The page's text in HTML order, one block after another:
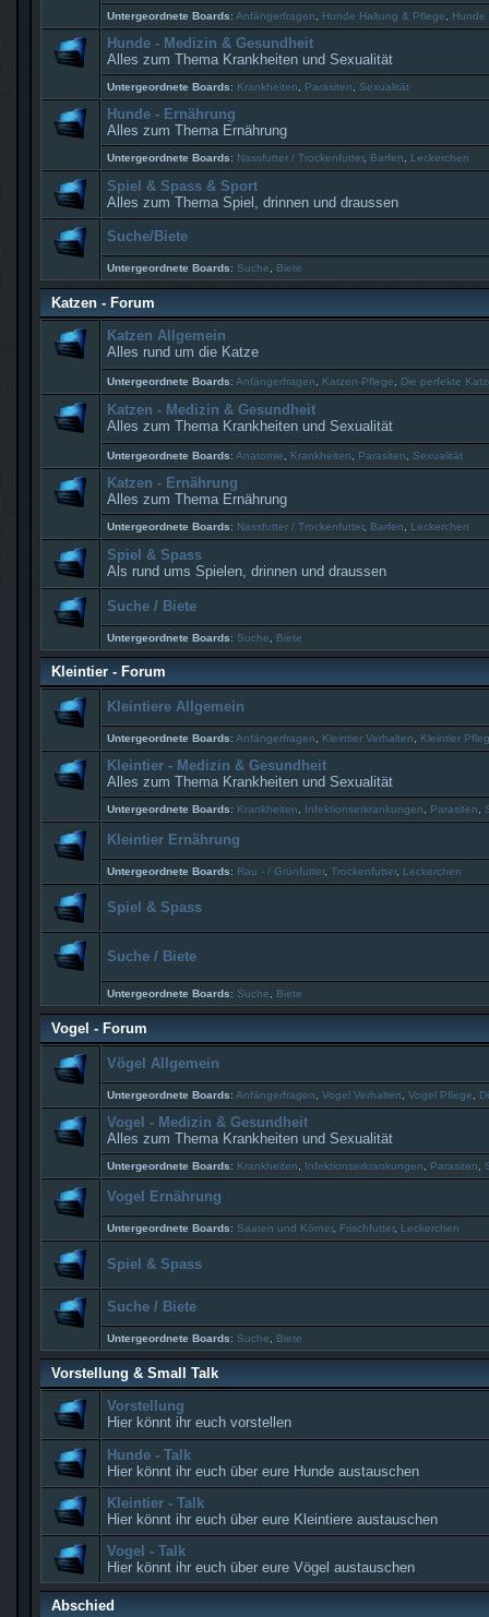
Untergeordnete Boards: Anfängerfragen Hunde Haltung & Pflege Hunde
Hunde - Medizin & Gesundheit
Alles zum Thema Krankheiten und Sexualität
Untergeordnete Boards: Krankheiten Parasiten Sexualität
Hunde - Ernährung
Alles zum Thema Ernährung
Untergeordnete Boards: Nassfutter / Trockenfutter, Barfen Leckerchen
Spiel & Spass & Sport
Alles zum Thema Spiel, drinnen und draussen
Suche/Biete
Untergeordnete Boards: Suche Biete
Katzen - Forum
Katzen Allgemein
Alles rund um die Katze
Untergeordnete Boards: Anfängerfragen Katzen-Pflege Die perfekte
Katzen - Medizin & Gesundheit
Alles zum Thema Krankheiten und Sexualität
Untergeordnete Boards: Anatomie Krankheiten Parasiten Sexualität
Katzen - Ernährung
Alles zum Thema Ernährung
Untergeordnete Boards: Nassfutter / Trockenfutter, Barfen Leckerchen
Spiel & Spass
Als rund ums Spielen, drinnen und draussen
Suche / Biete
Untergeordnete Boards: Suche Biete
Kleintier - Forum
Kleintiere Allgemein
Untergeordnete Boards: Anfängerfragen, Kleintier Verhalten, Kleintier
Kleintier - Medizin & Gesundheit
Alles zum Thema Krankheiten und Sexualität
Untergeordnete Boards: Krankheiten, Infektionserkrankungen, Parasiten,
Kleintier Ernährung
Untergeordnete Boards: Rau - / Grünfutter, Trockenfutter, Leckerchen
Spiel & Spass
Suche / Biete
Untergeordnete Boards: Suche, Biete
Vogel - Forum
Vögel Allgemein
Untergeordnete Boards: Anfängerfragen, Vogel Verhalten, Vogel Pflege,
Vogel - Medizin & Gesundheit
Alles zum Thema Krankheiten und Sexualität
Untergeordnete Boards: Krankheiten, Infektionserkrankungen, Parasiten,
Vogel Ernährung
Untergeordnete Boards: Saaten und Körner, Frischfutter, Leckerchen
Spiel & Spass
Suche / Biete
Untergeordnete Boards: Suche, Biete
Vorstellung & Small Talk
Vorstellung
Hier könnt ihr euch vorstellen
Hunde - Talk
Hier könnt ihr euch über eure Hunde austauschen
Kleintier - Talk
Hier könnt ihr euch über eure Kleintiere austauschen
Vogel - Talk
Hier könnt ihr euch über eure Vögel austauschen
Abschied